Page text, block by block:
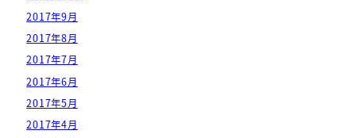
2017年9月
2017年8月
2017年7月
2017年6月
2017年5月
2017年4月